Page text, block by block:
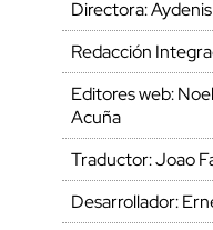
Directora:
Redacción
Editores web:
Acuña
Traductor: Joao
Desarrollador: